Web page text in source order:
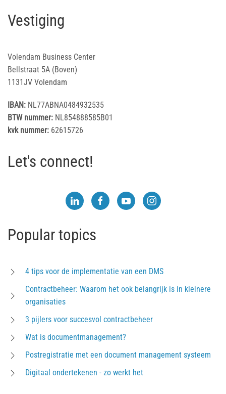
Vestiging
Volendam Business Center
Bellstraat 5A (Boven)
1131JV Volendam
IBAN: NL77ABNA0484932535
BTW nummer: NL854888585B01
kvk nummer: 62615726
Let's connect!
Popular topics
4 tips voor de implementatie van een DMS
Contractbeheer: Waarom het ook belangrijk is in kleinere
organisaties
3 pijlers voor succesvol contractbeheer
Wat is documentmanagement?
Postregistratie met een document management systeem
Digitaal ondertekenen - zo werkt het